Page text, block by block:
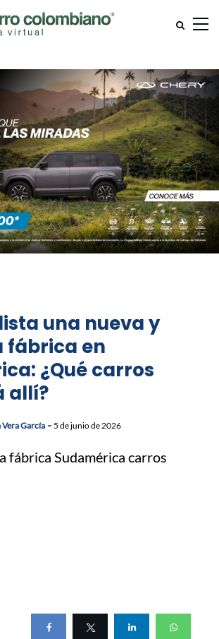
una nueva y
fábrica en
¿Qué carros
allí?
Vera García 5 de junio de 2026